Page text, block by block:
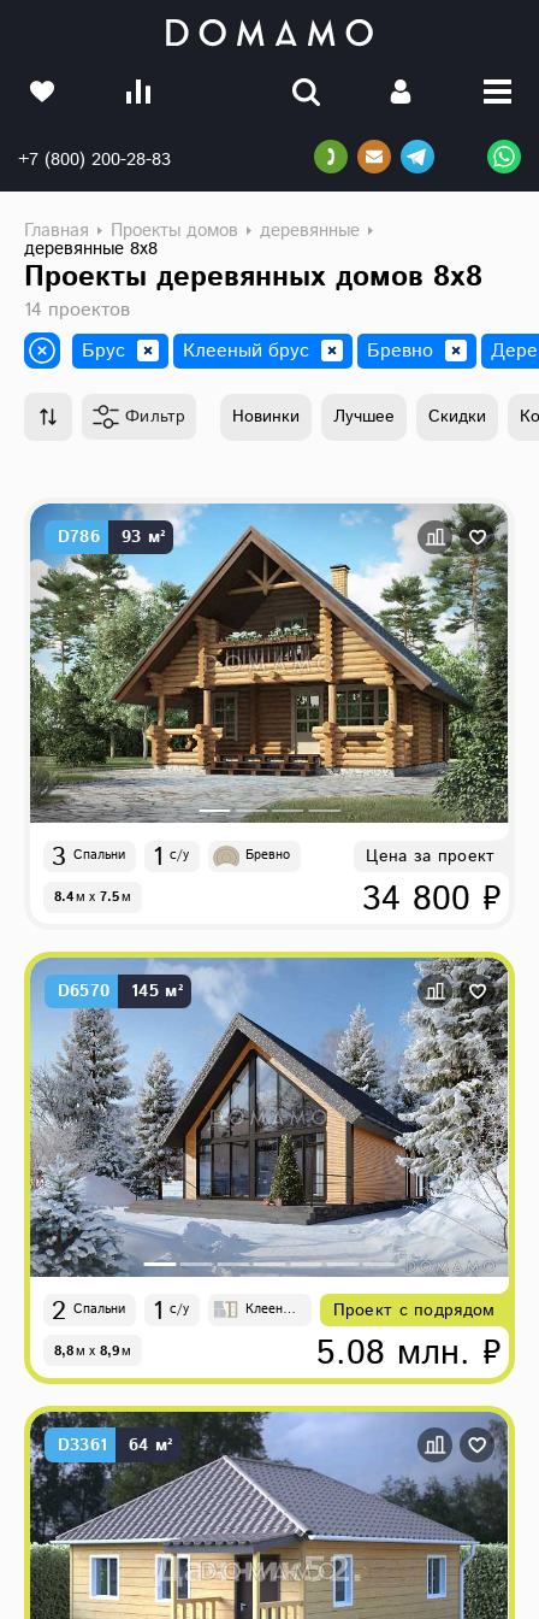
+7 (800) 200-28-83
Главная Проекты домов деревянные
деревянные 8х8
Проекты деревянных домов 8х8
14 проектов
Брус
Клееный брус Бревно
Фильтр Новинки Лучшее Скидки
D786 93 м²
3 Спальни 1 с/у Бревно
8.4м x 7.5м
Цена за проект
34 800 ₽
D6570 145 м²
2 Спальни 1 с/у
Клееный
й кирпич
8,8м x 8,9м
Проект с подрядом
5.08 млн. ₽
D3361 64 м²